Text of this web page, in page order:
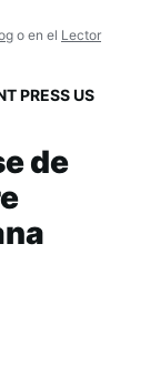
o en el Lector
PRESS US
de